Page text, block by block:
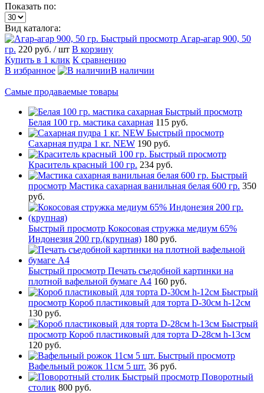
Показать по:
Вид каталога:
Быстрый просмотр Агар-агар 900, 50
гр. 220 руб. / шт В корзину
Купить в 1 клик К сравнению
В избранное
В наличии
Самые продаваемые товары
Быстрый просмотр
Белая 100 гр. мастика сахарная 115 руб.
Быстрый просмотр
Сахарная пудра 1 кг. NEW 190 руб.
Быстрый просмотр
Краситель красный 100 гр. 234 руб.
Быстрый
просмотр Мастика сахарная ванильная белая 600 гр. 350
руб.
Быстрый просмотр Кокосовая стружка медиум 65%
Индонезия 200 гр.(крупная) 180 руб.
Быстрый просмотр Печать съедобной картинки на
плотной вафельной бумаге А4 160 руб.
Быстрый
просмотр Короб пластиковый для торта D-30см h-12см
130 руб.
Быстрый
просмотр Короб пластиковый для торта D-28см h-13см
120 руб.
Быстрый просмотр
Вафельный рожок 11см 5 шт. 36 руб.
Быстрый просмотр Поворотный
столик 800 руб.